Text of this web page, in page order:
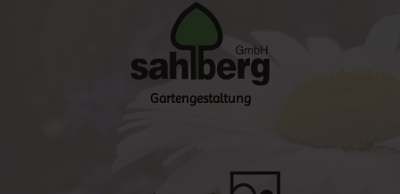
Gartengestaltung